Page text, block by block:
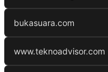
bukasuara.com
www.teknoadvisor.com